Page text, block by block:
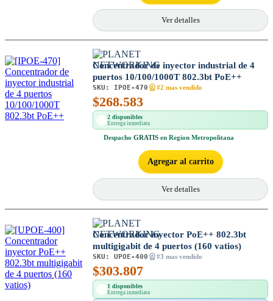
Ver detalles
Concentrador de inyector industrial de 4
puertos 10/100/1000T 802.3bt PoE++
SKU: IPOE-470 #2 mas vendido
$268.583
2 disponibles
Entrega inmediata
Despacho GRATIS en Region Metropolitana
Agregar al carrito
Ver detalles
Concentrador inyector PoE++ 802.3bt
multigigabit de 4 puertos (160 vatios)
SKU: UPOE-400 #3 mas vendido
$303.807
1 disponibles
Entrega inmediata